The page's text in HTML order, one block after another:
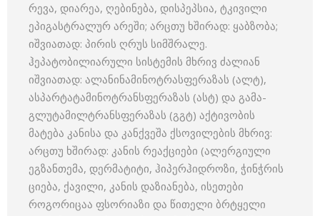
რევა, დიარეა, ღებინება, დისპეპსია, ტკივილი
ეპიგასტრალურ არეში; არცთუ ხშირად: ყაბზობა;
იშვიათად: პირის ღრუს სიმშრალე.
ჰეპატობილიარული სისტემის მხრივ ძალიან
იშვიათად: ალანინამინოტრასფერაზას (ალტ),
ასპარტატამინოტრანსფერაზას (ასტ) და გამა-
გლუტამილტრანსფერაზას (გგტ) აქტივობის
მატება კანისა და კანქვეშა ქსოვილების მხრივ:
არცთუ ხშირად: კანის რეაქციები (ალერგიული
ეგზანთემა, დერმატიტი, ჰიპერჰიდროზი, ჭინჭრის
ციება, ქავილი, კანის დაზიანება, ისეთები
როგორიცაა ფსორიაზი და წითელი ბრტყელი